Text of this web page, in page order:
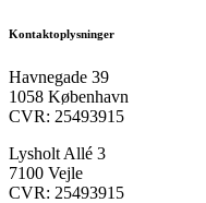
Kontaktoplysninger
Havnegade 39
1058 København
CVR: 25493915
Lysholt Allé 3
7100 Vejle
CVR: 25493915